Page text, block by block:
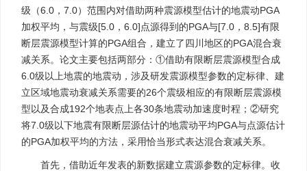
级（6.0，7.0）范围内对借助两种震源模型估计的地震动PGA
加权平均，与震级[5.0，6.0]点源得到的PGA与[7.0，8.5]有限
断层震源模型计算的PGA组合，建立了四川地区的PGA混合衰
减关系。论文主要包括两部分：①借助有限断层震源模型合成
6.0级以上地震的地震动，涉及研发震源模型参数的定标律、建
立区域地震动衰减关系需要的26个震级相应的有限断层震源模
型以及合成192个地表点上各30条地震动加速度时程；②研究
将7.0级以下地震有限断层源估计的地震动平均PGA与点源估计
的PGA加权平均的方法，采用恰当形式表达混合衰减关系。
首先，借助近年发表的新数据建立震源参数的定标律。收